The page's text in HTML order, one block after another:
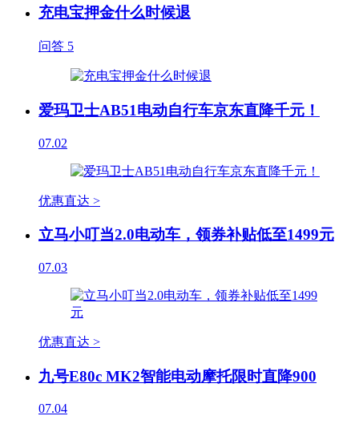
充电宝押金什么时候退
问答 5
爱玛卫士AB51电动自行车京东直降千元！
07.02
优惠直达 >
立马小叮当2.0电动车，领券补贴低至1499元
07.03
优惠直达 >
九号E80c MK2智能电动摩托限时直降900
07.04